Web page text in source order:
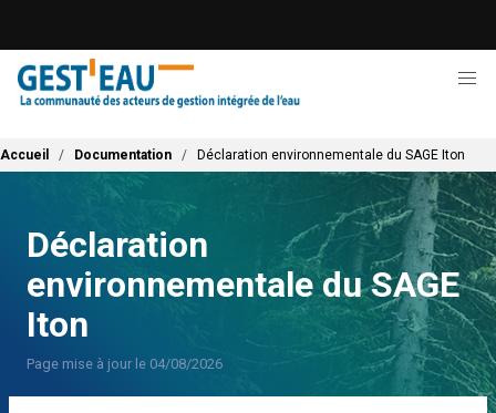
contenu
principal
Fil d'Ariane
Accueil Documentation Déclaration environnementale du SAGE Iton
Déclaration
environnementale du SAGE
Iton
Page mise à jour le 04/08/2026